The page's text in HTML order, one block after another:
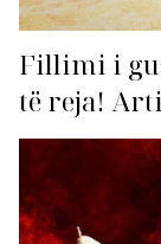
Fillimi i
të reja!
për hitin e